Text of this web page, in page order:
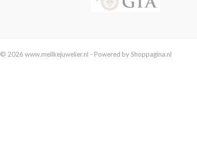
© 2026 www.melikejuwelier.nl - Powered by Shoppagina.nl